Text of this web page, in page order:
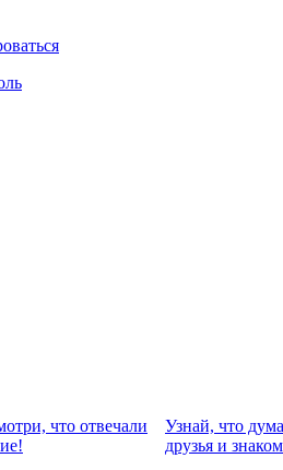
что отвeчали
Узнай, что
друзья и